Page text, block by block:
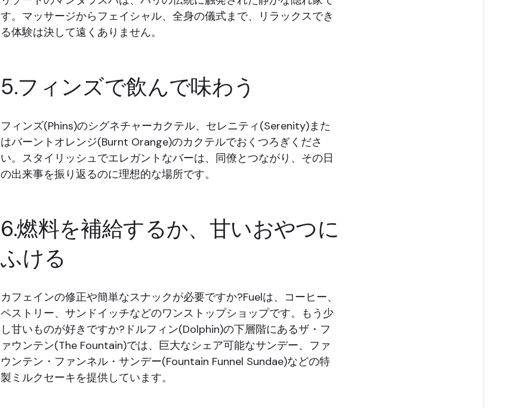
す。マッサージからフェイシャル、全身の儀式まで、リラックスでき
る体験は決して遠くありません。
5.フィンズで飲んで味わう
フィンズ(Phins)のシグネチャーカクテル、セレニティ(Serenity)また
はバーントオレンジ(Burnt Orange)のカクテルでおくつろぎくださ
い。スタイリッシュでエレガントなバーは、同僚とつながり、その日
の出来事を振り返るのに理想的な場所です。
6.燃料を補給するか、甘いおやつに
ふける
カフェインの修正や簡単なスナックが必要ですか?Fuelは、コーヒー、
ペストリー、サンドイッチなどのワンストップショップです。もう少
し甘いものが好きですか?ドルフィン(Dolphin)の下層階にあるザ・フ
ァウンテン(The Fountain)では、巨大なシェア可能なサンデー、ファ
ウンテン・ファンネル・サンデー(Fountain Funnel Sundae)などの特
製ミルクセーキを提供しています。